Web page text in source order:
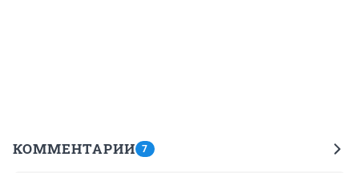
КОММЕНТАРИИ 7